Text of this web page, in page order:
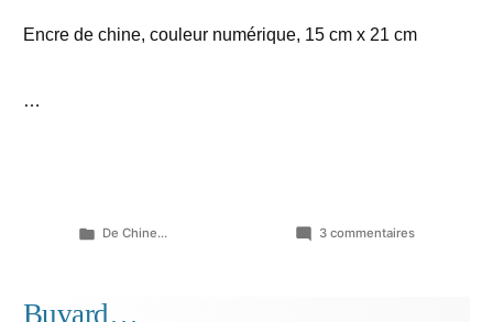
Encre de chine, couleur numérique, 15 cm x 21 cm
…
Publié
De Chine... 3 commentairessur
Buvard…